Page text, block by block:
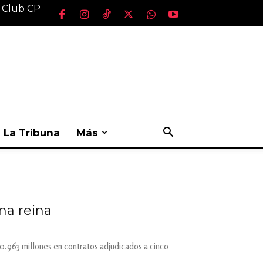
CP
La Tribuna Más
reina
millones en contratos adjudicados a cinco